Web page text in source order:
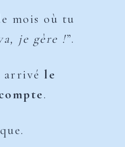
mois où tu
je gère !”.
arrivéle
.